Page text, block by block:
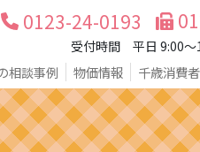
相談事例 物価情報 千歳消費
0123-24-0193
受付時間 平日 9:00～